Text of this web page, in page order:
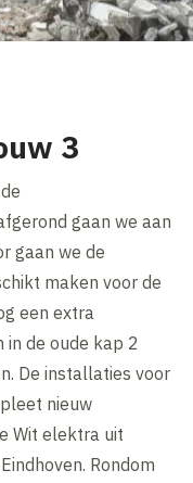
3
gaan we aan
gaan we de
maken voor de
een extra
in de oude kap 2
De installaties voor
nieuw
Wit elektra uit
Rondom